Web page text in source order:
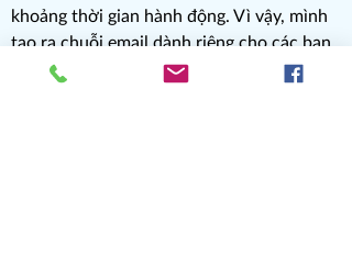
khoảng thời gian hành động. Vì vậy, mình
tạo rachuỗi email dành riêng cho các bạn
đang cần thêm trợ giúp tinh thần đặc biệt